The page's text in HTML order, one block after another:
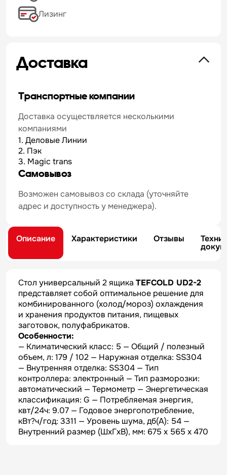
Лизинг
Доставка
Транспортные компании
Доставка осуществляется несколькими
компаниями
1. Деловые Линии
2. Пэк
3. Magic trans
Самовывоз
Возможен самовывоз со склада (уточняйте
адрес и доступность у менеджера).
Описание Характеристики Отзывы
Стол универсальный 2 ящика TEFCOLD UD2-2
представляет собой оптимальное решение для
комбинированного (холод/мороз) охлаждения
и хранения продуктов питания, пищевых
заготовок, полуфабрикатов.
Особенности:
— Климатический класс: 5 — Общий / полезный
объем, л: 179 / 102 — Наружная отделка: SS304
— Внутренняя отделка: SS304 — Тип
контроллера: электронный — Тип разморозки:
автоматический — Термометр — Энергетическая
классификация: G — Потребляемая энергия,
квт/24ч: 9.07 — Годовое энергопотребление,
кВт?ч/год: 3311 — Уровень шума, дб(А): 54 —
Внутренний размер (ШxГxВ), мм: 675 x 565 x 470